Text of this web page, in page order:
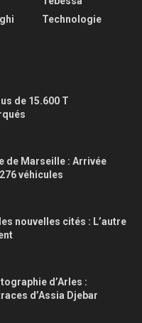
Technologie
de 15.600 T
de Marseille : Arrivée
véhicules
nouvelles cités : L’autre
d’Arles :
d’Assia Djebar